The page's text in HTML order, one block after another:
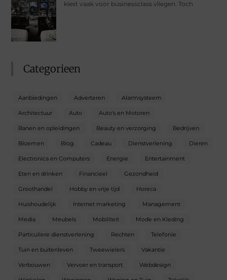
kiest vaak voor businessclass vliegen. Toch
Categorieen
Aanbiedingen Adverteren Alarmsysteem
Architectuur Auto Auto's en Motoren
Banen en opleidingen Beauty en verzorging Bedrijven
Bloemen Blog Cadeau Dienstverlening Dieren
Electronica en Computers Energie Entertainment
Eten en drinken Financieel Gezondheid
Groothandel Hobby en vrije tijd Horeca
Huishoudelijk Internet marketing Management
Media Meubels Mobiliteit Mode en Kleding
Particuliere dienstverlening Rechten Telefonie
Tuin en buitenleven Tweewielers Vakantie
Verbouwen Vervoer en transport Webdesign